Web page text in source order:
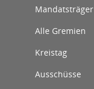
Mandatsträger
Alle Gremien
Kreistag
Ausschüsse